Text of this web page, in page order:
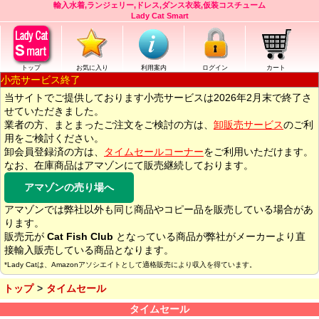
輸入水着,ランジェリー,ドレス,ダンス衣装,仮装コスチューム
Lady Cat Smart
トップ お気に入り 利用案内 ログイン カート
小売サービス終了
当サイトでご提供しております小売サービスは2026年2月末で終了さ
せていただきました。
業者の方、まとまったご注文をご検討の方は、 卸販売サービスのご利
用をご検討ください。
卸会員登録済の方は、
タイムセールコーナーをご利用いただけます。
なお、在庫商品はアマゾンにて販売継続しております。
アマゾンの売り場へ
アマゾンでは弊社以外も同じ商品やコピー品を販売している場合があ
ります。
販売元が Cat Fish Club となっている商品が弊社がメーカーより直
接輸入販売している商品となります。
*Lady Catは、Amazonアソシエイトとして適格販売により収入を得ています。
トップ
タイムセール
タイムセール